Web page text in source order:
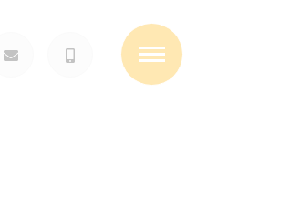
Toggle
navigation